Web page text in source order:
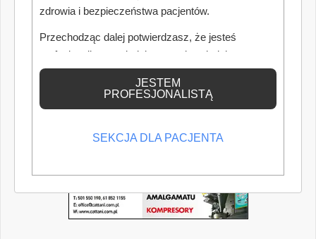
zdrowia i bezpieczeństwa pacjentów.
Przechodząc dalej potwierdzasz, że jesteś
profesjonalistą posiadającym odpowiednią
wiedzę medyczną.
JESTEM
PROFESJONALISTĄ
SEKCJA DLA PACJENTA